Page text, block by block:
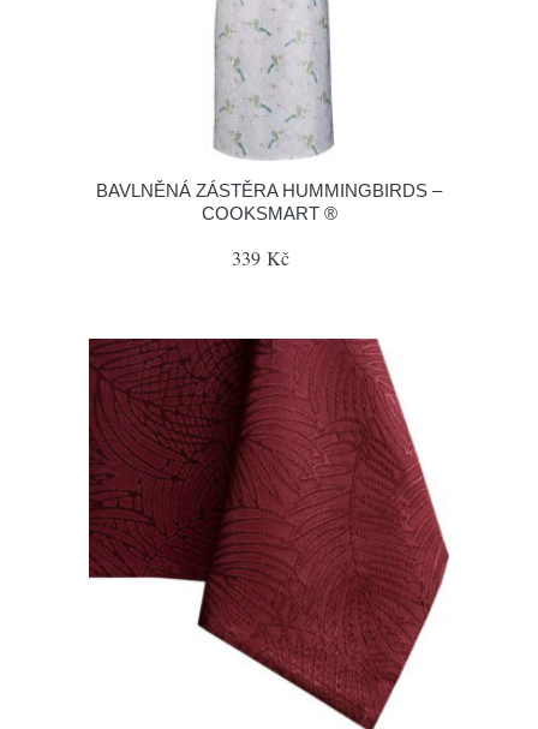
BAVLNĚNÁ ZÁSTĚRA HUMMINGBIRDS –
COOKSMART ®
339 Kč